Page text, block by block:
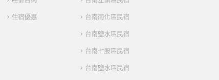
住宿優惠 台南南化區民宿
台南鹽水區民宿
台南七股區民宿
台南鹽水區民宿